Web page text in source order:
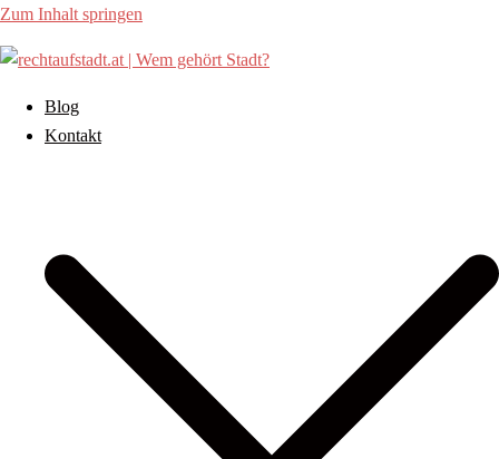
Zum Inhalt springen
Blog
Kontakt